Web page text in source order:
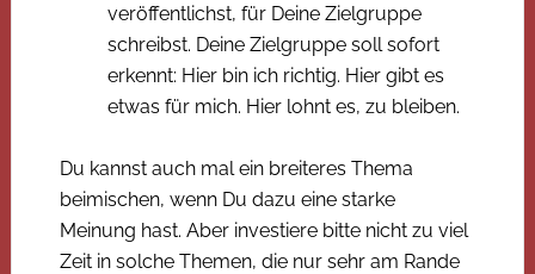
veröffentlichst, für Deine Zielgruppe
schreibst. Deine Zielgruppe soll sofort
erkennt: Hier bin ich richtig. Hier gibt es
etwas für mich. Hier lohnt es, zu bleiben.
Du kannst auch mal ein breiteres Thema
beimischen, wenn Du dazu eine starke
Meinung hast. Aber investiere bitte nicht zu viel
Zeit in solche Themen, die nur sehr am Rande